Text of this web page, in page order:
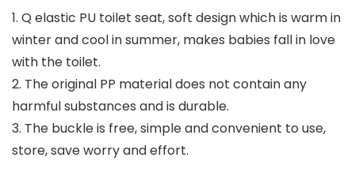
1. Q elastic PU toilet seat, soft design which is warm in
winter and cool in summer, makes babies fall in love
with the toilet.
2. The original PP material does not contain any
harmful substances and is durable.
3. The buckle is free, simple and convenient to use,
store, save worry and effort.